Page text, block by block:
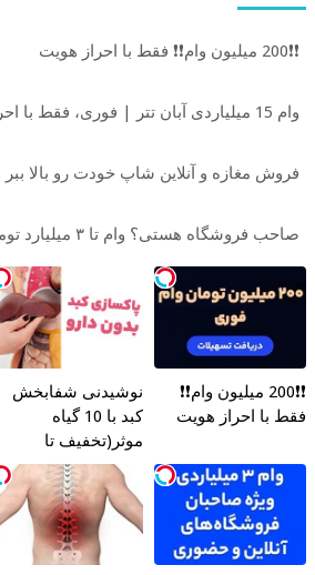
❗❗200 میلیون وام❗❗ فقط با احراز هویت
وام 15 میلیاردی آبان تتر | فوری، فقط با احراز هویت
فروش مغازه و آنلاین شاپ خودت رو بالا ببر
صاحب فروشگاه هستی؟ وام تا ۳ میلیارد تومان بگیر
❗❗200 میلیون وام❗❗
فقط با احراز هویت
نوشیدنی شفابخش
کبد با 10 گیاه
موثر(تخفیف تا
امشب)